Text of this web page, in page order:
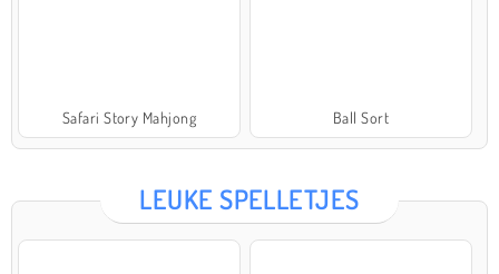
Safari Story Mahjong Ball Sort
LEUKE SPELLETJES